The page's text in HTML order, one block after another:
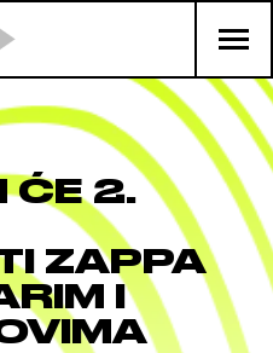
ĆE 2.
ZAPPA
I